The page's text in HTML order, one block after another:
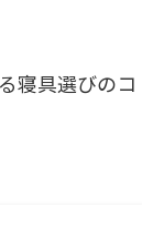
寝具選びのコ